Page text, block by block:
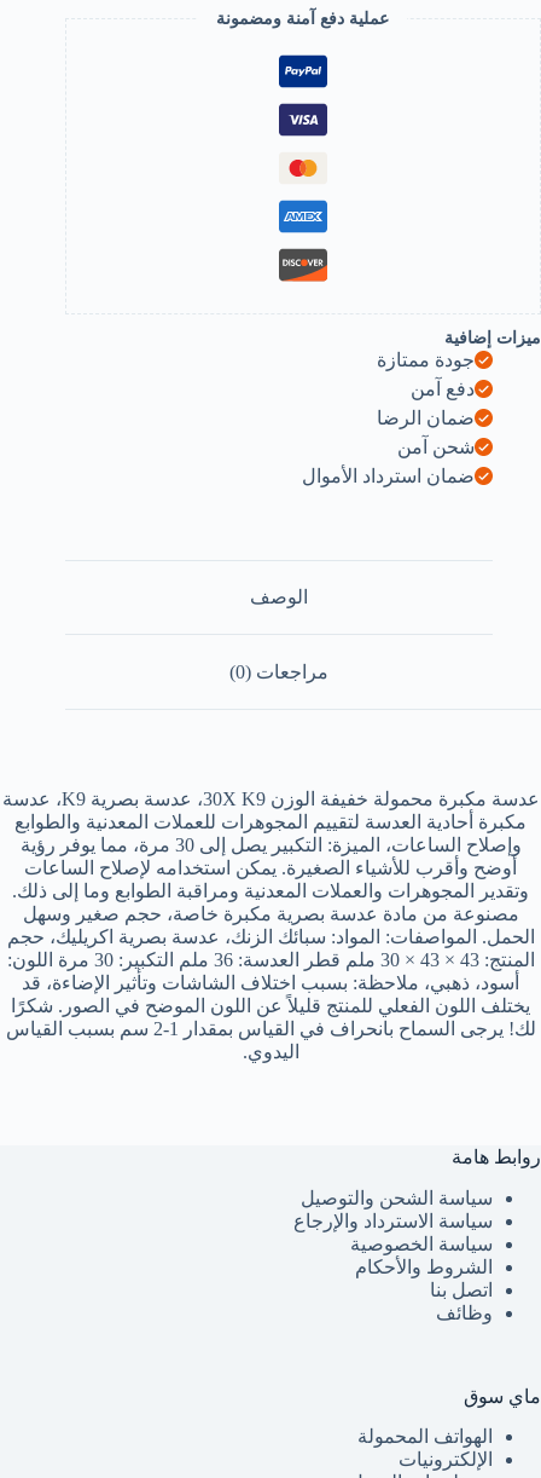
-
عدسة
بصرية
K9
عدسة
مكبرة
احادية
العدسة
الاحادية
العدسة
المحمولة
للعملات
المعدنية
والمجوهرات
(صنع
في
المانيا)
عملية دفع آمنة ومضمونة
ميزات إضافية
جودة ممتازة
دفع آمن
ضمان الرضا
شحن آمن
ضمان استرداد الأموال
الوصف
مراجعات (0)
عدسة مكبرة محمولة خفيفة الوزن 30X K9، عدسة بصرية K9، عدسة
مكبرة أحادية العدسة لتقييم المجوهرات للعملات المعدنية والطوابع
وإصلاح الساعات، الميزة: التكبير يصل إلى 30 مرة، مما يوفر رؤية
أوضح وأقرب للأشياء الصغيرة. يمكن استخدامه لإصلاح الساعات
وتقدير المجوهرات والعملات المعدنية ومراقبة الطوابع وما إلى ذلك.
مصنوعة من مادة عدسة بصرية مكبرة خاصة، حجم صغير وسهل
الحمل. المواصفات: المواد: سبائك الزنك، عدسة بصرية اكريليك، حجم
المنتج: 43 × 43 × 30 ملم قطر العدسة: 36 ملم التكبير: 30 مرة اللون:
أسود، ذهبي، ملاحظة: بسبب اختلاف الشاشات وتأثير الإضاءة، قد
يختلف اللون الفعلي للمنتج قليلاً عن اللون الموضح في الصور. شكرًا
لك! يرجى السماح بانحراف في القياس بمقدار 1-2 سم بسبب القياس
اليدوي.
روابط هامة
سياسة الشحن والتوصيل
سياسة الاسترداد والإرجاع
سياسة الخصوصية
الشروط والأحكام
اتصل بنا
وظائف
ماي سوق
الهواتف المحمولة
الإلكترونيات